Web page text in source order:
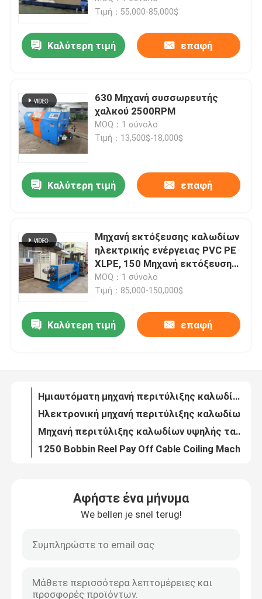
Σπίτι
Προϊόντα
Βίντεο
Επισκεψή εργοστασίου
Έλεγχος ποιότητας
Ζητήστε μια προσφορά
Μηχανή εκτόξευσης συρμάτων
Τιμή：55,000-85,000$
Καλύτερη τιμή επαφή
630 Μηχανή συσσωρευτής
χαλκού 2500RPM
MOQ：1 σύνολο
Τιμή：13,500$-18,000$
Καλύτερη τιμή επαφή
Μηχανή εκτόξευσης καλωδίων
ηλεκτρικής ενέργειας PVC PE
XLPE, 150 Μηχανή εκτόξευσης
εκτόξευσης
MOQ：1 σύνολο
Τιμή：85,000-150,000$
Καλύτερη τιμή επαφή
Ημιαυτόματη μηχανή περιτύλιξης καλωδίων για 10 16 25 35 τετραγωνικών χιλιοστών καλώδιο ρεύματος
200m/min 1250 αυτόματη μηχανή περιτύλιξης συρματόπλεγματος με 1250mm αποπληρωμή
1250 Αυτοματοποιημένη μηχανή περιτύλιξης καλωδίων PVC PE για καλώδια 4*2.5
4*1,5 4*2,5 Μηχανή περιτύλιξης καλωδίων
Αφήστε ένα μήνυμα
We bellen je snel terug!